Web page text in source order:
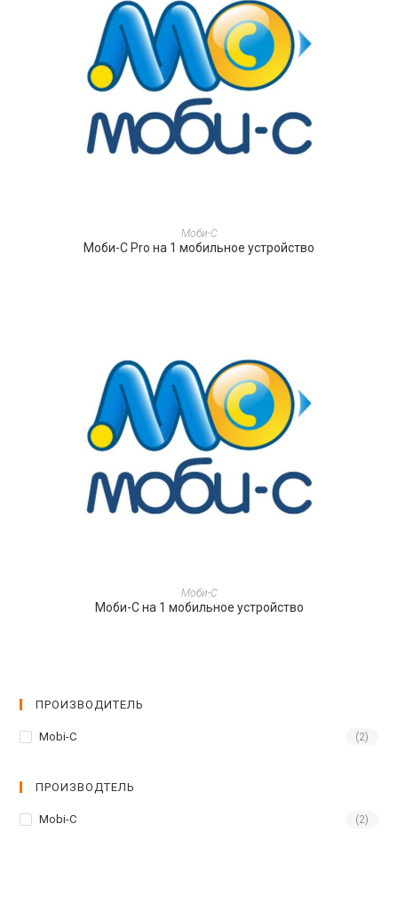
ПОДРОБНЕЕ
Моби-С
Моби-С Pro на 1 мобильное устройство
ПОДРОБНЕЕ
Моби-С
Моби-С на 1 мобильное устройство
ПРОИЗВОДИТЕЛЬ
Mobi-C (2)
ПРОИЗВОДТЕЛЬ
Mobi-C (2)